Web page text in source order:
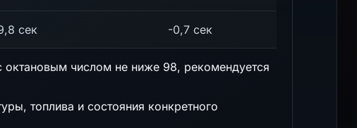
сек -0,7 сек
октановым числом не ниже 98, рекомендуется
топлива и состояния конкретного